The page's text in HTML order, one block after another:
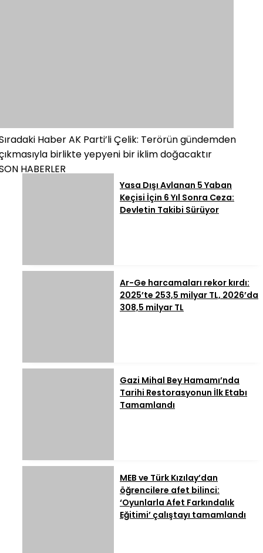
HaberAK Parti’li Çelik: Terörün gündemden
birlikte yepyeni bir iklim doğacaktır
HABERLER
Yasa Dışı Avlanan 5 Yaban
Keçisi İçin 6 Yıl Sonra Ceza:
Devletin Takibi Sürüyor
Ar-Ge harcamaları rekor kırdı:
2025’te 253,5 milyar TL, 2026’da
308,5 milyar TL
Gazi Mihal Bey Hamamı’nda
Tarihi Restorasyonun İlk Etabı
Tamamlandı
MEB ve Türk Kızılay’dan
öğrencilere afet bilinci:
‘Oyunlarla Afet Farkındalık
Eğitimi’ çalıştayı tamamlandı